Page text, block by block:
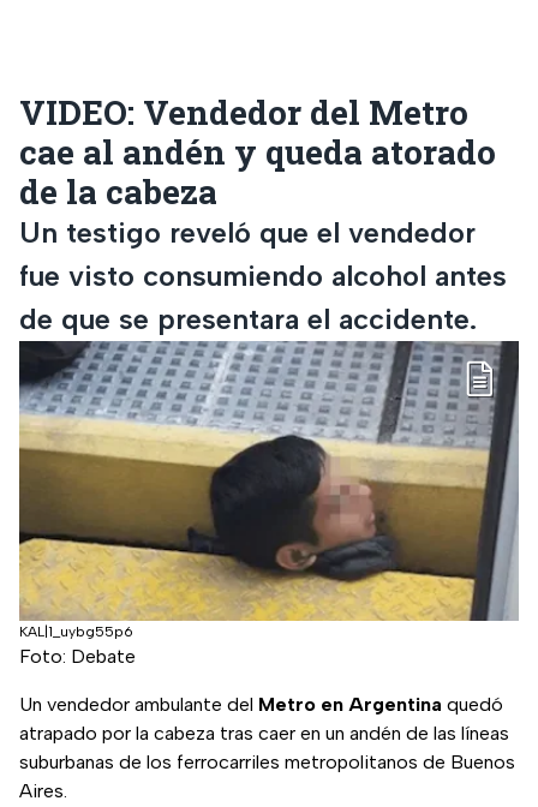
VIDEO: Vendedor del Metro
cae al andén y queda atorado
de la cabeza
Un testigo reveló que el vendedor
fue visto consumiendo alcohol antes
de que se presentara el accidente.
KAL|1_uybg55p6
Foto: Debate
Un vendedor ambulante del Metro en Argentina quedó
atrapado por la cabeza tras caer en un andén de las líneas
suburbanas de los ferrocarriles metropolitanos de Buenos
Aires.